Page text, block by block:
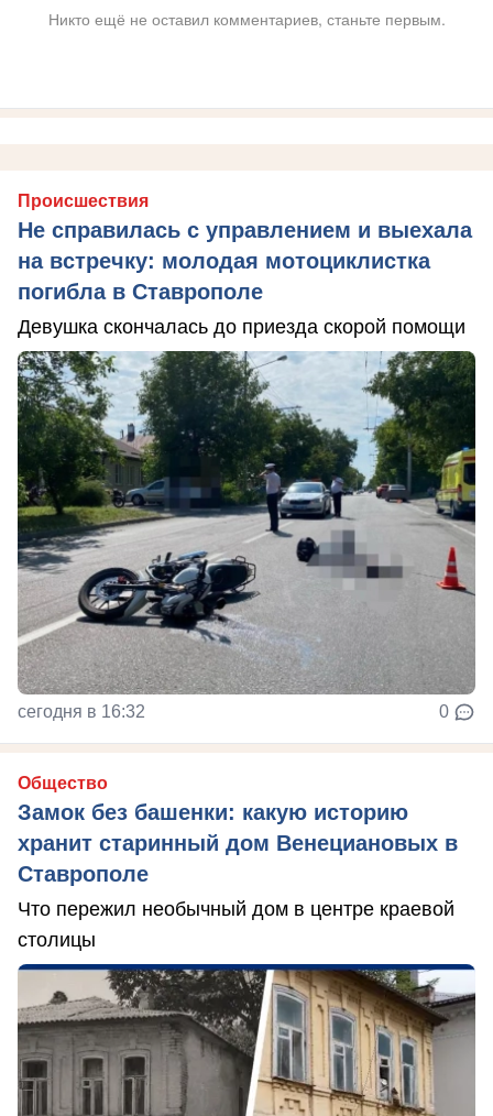
Никто ещё не оставил комментариев, станьте первым.
Происшествия
Не справилась с управлением и выехала
на встречку: молодая мотоциклистка
погибла в Ставрополе
Девушка скончалась до приезда скорой помощи
сегодня в 16:32 0
Общество
Замок без башенки: какую историю
хранит старинный дом Венециановых в
Ставрополе
Что пережил необычный дом в центре краевой
столицы